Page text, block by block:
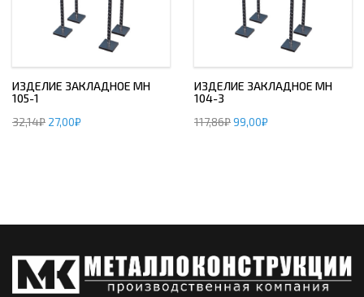
ИЗДЕЛИЕ ЗАКЛАДНОЕ МН
105-1
32,14₽ 27,00₽
ИЗДЕЛИЕ ЗАКЛАДНОЕ МН
104-3
117,86₽99,00₽